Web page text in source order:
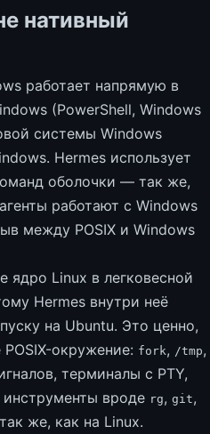
нативный
работает напрямую в
(PowerShell, Windows
системы Windows
Hermes использует
оболочки — так же,
работают с Windows
между POSIX и Windows
ядро Linux в легковесной
Hermes внутри неё
на Ubuntu. Это ценно,
окружение: fork, /tmp,
терминалы с PTY,
инструменты вроде rg, git,
же, как на Linux.